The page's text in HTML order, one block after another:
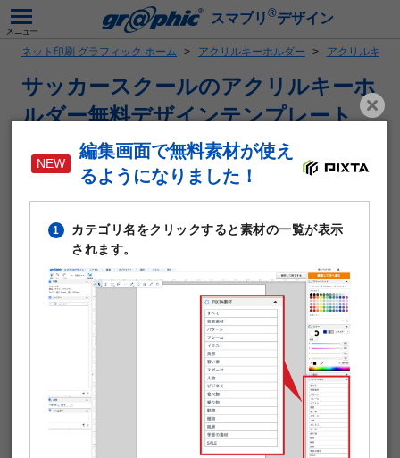
スマプリ ®デザイン
ネット印刷 グラフィック ホーム アクリルキーホルダー アクリルキー
サッカースクールのアクリルキーホ
ルダー無料デザインテンプレート
「サッカースクール」がテーマのアクリルキーホルダー作成
に使える無料デザインテンプレートです。写真や文字を入れ
アクリルキーホルダーの仕様や印刷料金はこちら
外側から内2mmは白インクで下地が入ります。外側
2mmは透明になります。
両面印刷には対応しておりません。
編集画面で無料素材が使え
るようになりました！
1
カテゴリ名をクリックすると素材の一覧が表示
されます。